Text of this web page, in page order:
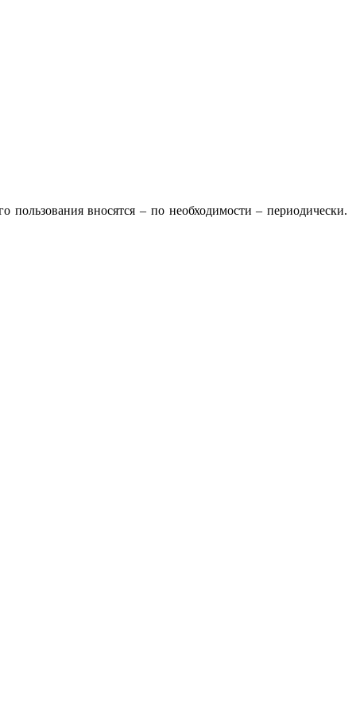
пользования вносятся – по необходимости – периодически.